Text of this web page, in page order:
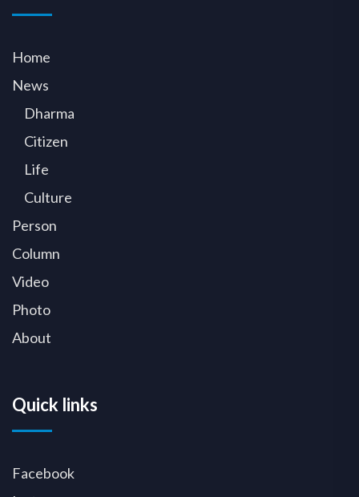
Home
News
Dharma
Citizen
Life
Culture
Person
Column
Video
Photo
About
Quick links
Facebook